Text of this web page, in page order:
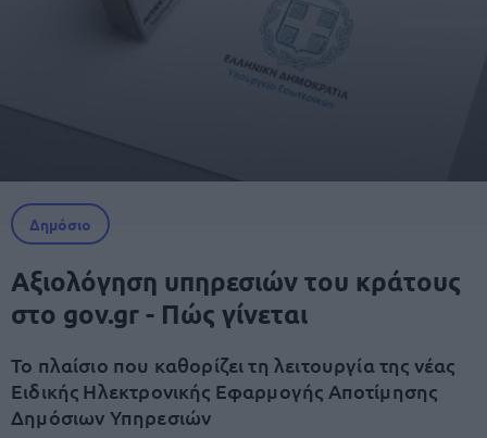
Δημόσιο
Αξιολόγηση υπηρεσιών του κράτους
στο gov.gr - Πώς γίνεται
Το πλαίσιο που καθορίζει τη λειτουργία της νέας
Ειδικής Ηλεκτρονικής Εφαρμογής Αποτίμησης
Δημόσιων Υπηρεσιών